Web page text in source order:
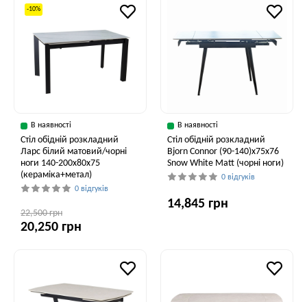
-10%
В наявності
Стіл обідній розкладний
Ларс білий матовий/чорні
ноги 140-200x80x75
(кераміка+метал)
0 відгуків
22,500 грн
20,250 грн
В наявності
Стіл обідній розкладний
Bjorn Connor (90-140)х75х76
Snow White Matt (чорні ноги)
0 відгуків
14,845 грн